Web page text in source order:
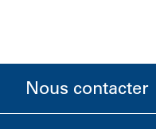
Nous contacter